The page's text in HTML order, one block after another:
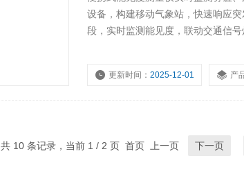
设备，构建移动气象站，快速响应
段，实时监测能见度，联动交通信
更新时间：2025-12-01 产
共 10 条记录，当前 1 / 2 页 首页 上一页 下一页